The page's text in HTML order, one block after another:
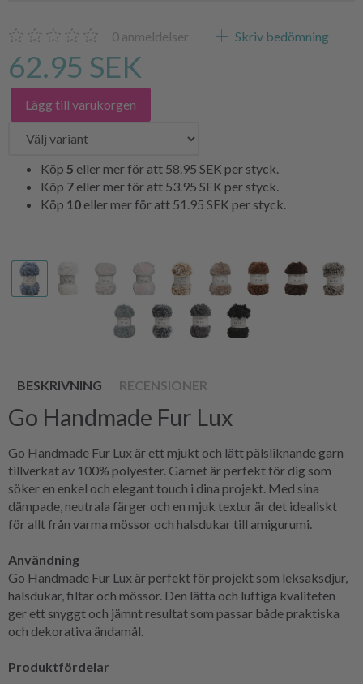
0 anmeldelser Skriv bedömning
62.95 SEK
Lägg till varukorgen
Köp 5 eller mer för att 58.95 SEK per styck.
Köp 7 eller mer för att 53.95 SEK per styck.
Köp 10 eller mer för att 51.95 SEK per styck.
BESKRIVNING RECENSIONER
Go Handmade Fur Lux
Go Handmade Fur Lux är ett mjukt och lätt pälsliknande garn
tillverkat av 100% polyester. Garnet är perfekt för dig som
söker en enkel och elegant touch i dina projekt. Med sina
dämpade, neutrala färger och en mjuk textur är det idealiskt
för allt från varma mössor och halsdukar till amigurumi.
Användning
Go Handmade Fur Lux är perfekt för projekt som leksaksdjur,
halsdukar, filtar och mössor. Den lätta och luftiga kvaliteten
ger ett snyggt och jämnt resultat som passar både praktiska
och dekorativa ändamål.
Produktfördelar